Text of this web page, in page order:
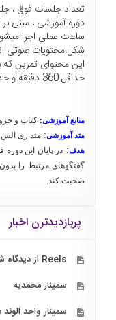
تعداد جلسات فوق ،
دوره آموزشی ، مبنی
ساعات عملی اجرا
شکل محتویات صوتی
این محتوای تمرین
حداقل 360 دقیقه و حداکثر 630 دقیقه لازم به اجرا است
منابع آموزشی: کتاب و
متد آموزشی: متد ری الس
هدف: در پایان این دوره
گفتگوهای مرتبط را
صحبت کند.
پربازدیدترن اخبار
Reels از دیدگاه شرکت کنندگان در سمینار
سمینار محمدیه
سمینار واحد